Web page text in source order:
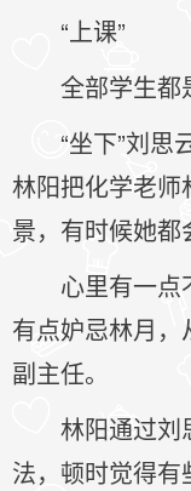
“上课”
全部学生都
“坐下”刘
林阳把化学老师
景，有时候她都
心里有一点
有点妒忌林月
副主任。
林阳通过刘
法，顿时觉得有